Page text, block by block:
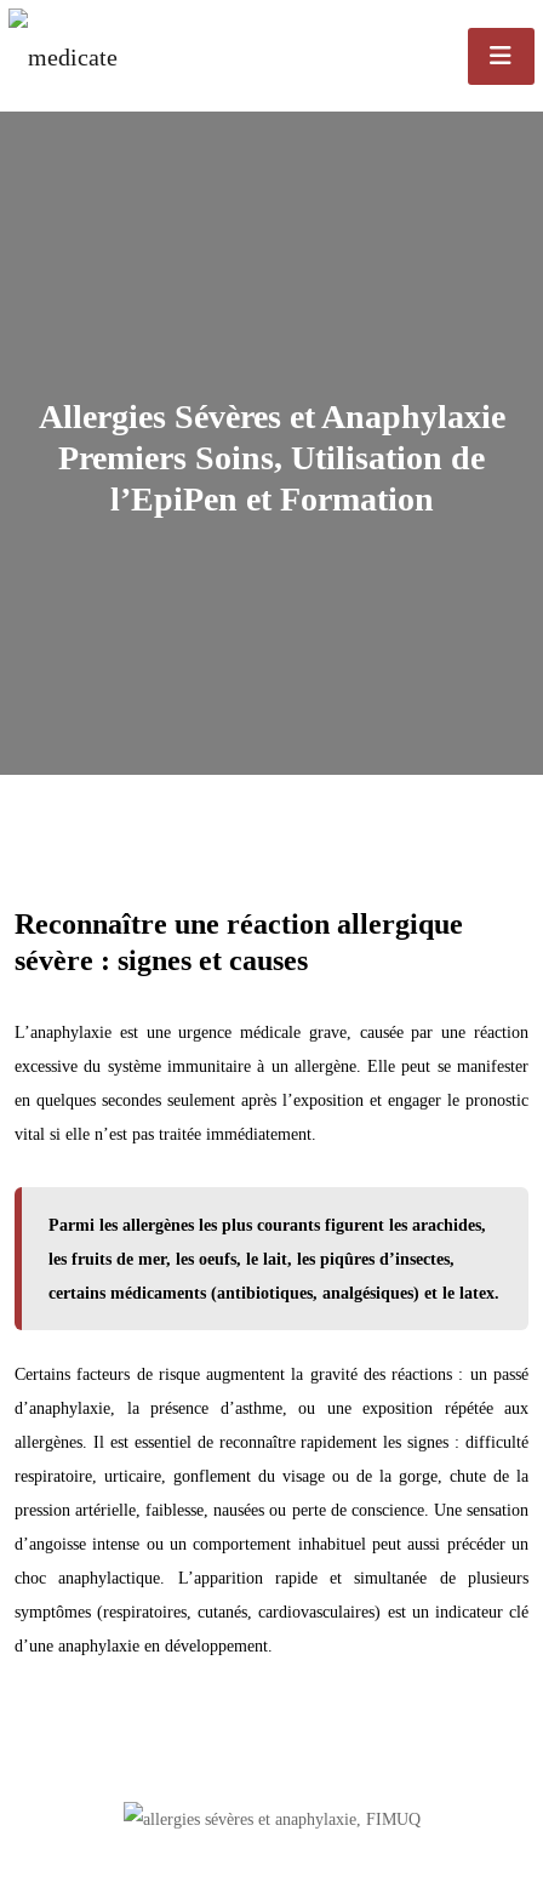
Allergies Sévères et Anaphylaxie
Premiers Soins, Utilisation de
l’EpiPen et Formation
Reconnaître une réaction allergique
sévère : signes et causes
L’anaphylaxie est une urgence médicale grave, causée par une réaction
excessive du système immunitaire à un allergène. Elle peut se manifester
en quelques secondes seulement après l’exposition et engager le pronostic
vital si elle n’est pas traitée immédiatement.
Parmi les allergènes les plus courants figurent les arachides,
les fruits de mer, les oeufs, le lait, les piqûres d’insectes,
certains médicaments (antibiotiques, analgésiques) et le latex.
Certains facteurs de risque augmentent la gravité des réactions : un passé
d’anaphylaxie, la présence d’asthme, ou une exposition répétée aux
allergènes. Il est essentiel de reconnaître rapidement les signes : difficulté
respiratoire, urticaire, gonflement du visage ou de la gorge, chute de la
pression artérielle, faiblesse, nausées ou perte de conscience. Une sensation
d’angoisse intense ou un comportement inhabituel peut aussi précéder un
choc anaphylactique. L’apparition rapide et simultanée de plusieurs
symptômes (respiratoires, cutanés, cardiovasculaires) est un indicateur clé
d’une anaphylaxie en développement.